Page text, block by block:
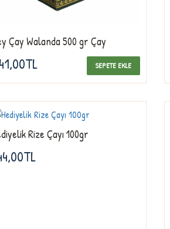
Çay Walanda 500 gr Çay
SEPETE EKLE
Rize Çayı 100gr